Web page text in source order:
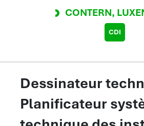
CONTERN,
CDI
Dessinateur
Planificateur